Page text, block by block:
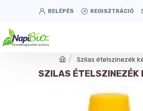
BELÉPÉS REGISZTRÁCIÓ
Szilas ételszinezék
SZILAS ÉTELSZINEZÉK